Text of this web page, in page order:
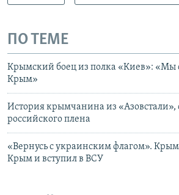
ПО ТЕМЕ
Крымский боец из полка «Киев»: «Мы
Крым»
История крымчанина из «Азовстали»,
российского плена
«Вернусь с украинским флагом».
Крым и вступил в ВСУ